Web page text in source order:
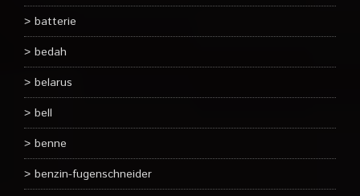
batterie
bedah
belarus
bell
benne
benzin-fugenschneider